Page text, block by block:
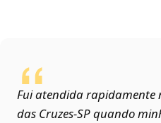
Fui atendida rapidamente
das Cruzes‑SP quando